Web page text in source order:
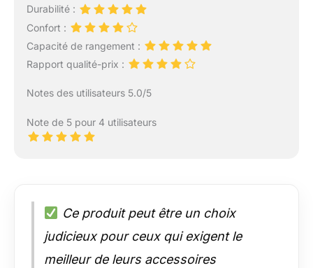
Durabilité :
Confort :
Capacité de rangement :
Rapport qualité-prix :
Notes des utilisateurs 5.0/5
Note de 5 pour 4 utilisateurs
Ce produit peut être un choix
judicieux pour ceux qui exigent le
meilleur de leurs accessoires